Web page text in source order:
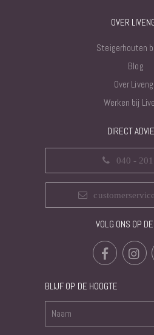
OVER
Steigerhouten
Blog
Over
Werken bij
DIRECT
040 -
VOLG ONS OP
BLIJF OP DE HOOGTE